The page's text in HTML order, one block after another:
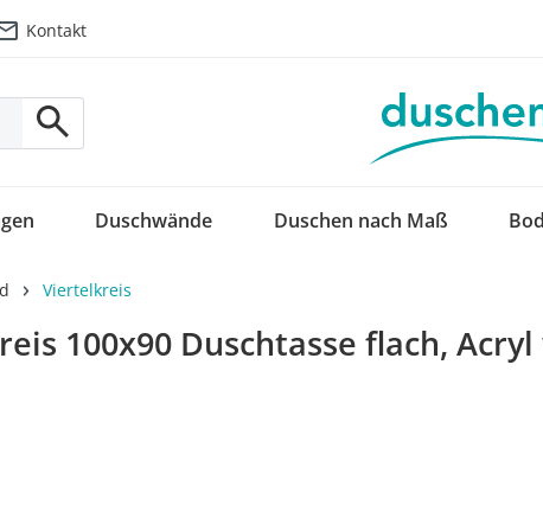
Kontakt
Duschwände Duschen nach Maß
Viertelkreis
100x90 Duschtasse flach, Acryl